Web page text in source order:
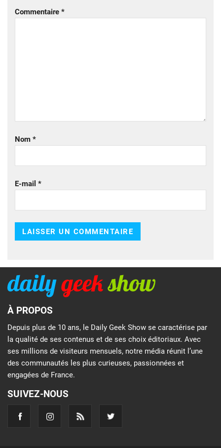
Commentaire *
Nom *
E-mail *
À PROPOS
Depuis plus de 10 ans, le Daily Geek Show se caractérise par
la qualité de ses contenus et de ses choix éditoriaux. Avec
ses millions de visiteurs mensuels, notre média réunit l’une
des communautés les plus curieuses, passionnées et
engagées de France.
SUIVEZ-NOUS